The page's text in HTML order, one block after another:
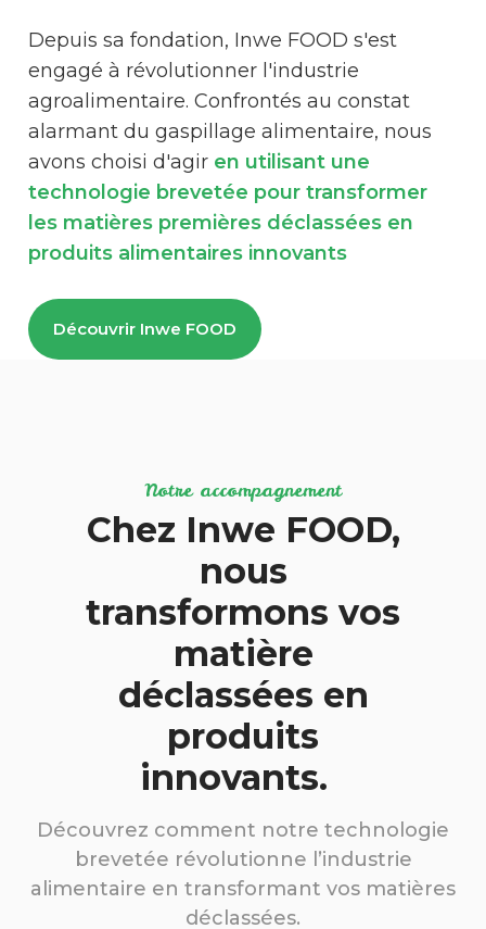
Depuis sa fondation, Inwe FOOD s'est
engagé à révolutionner l'industrie
agroalimentaire. Confrontés au constat
alarmant du gaspillage alimentaire, nous
avons choisi d'agir en utilisant une
technologie brevetée pour transformer
les matières premières déclassées en
produits alimentaires innovants
Découvrir Inwe FOOD
Notre accompagnement
Chez Inwe FOOD,
nous
transformons vos
matière
déclassées en
produits
innovants.
Découvrez comment notre technologie
brevetée révolutionne l’industrie
alimentaire en transformant vos matières
déclassées.